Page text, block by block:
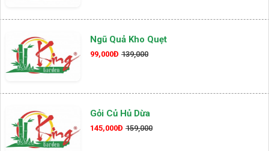
Ngũ Quả Kho Quẹt
99,000Đ 139,000
Gỏi Củ Hủ Dừa
145,000Đ 159,000